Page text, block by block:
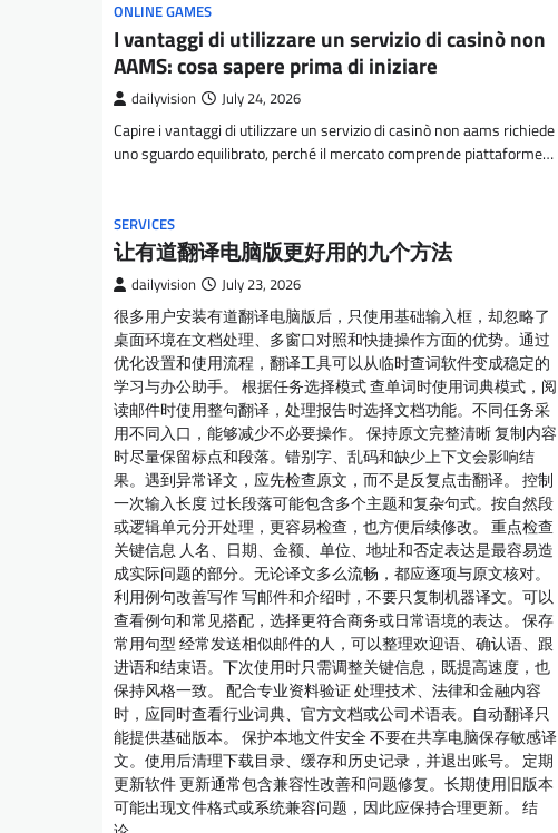
ONLINE GAMES
I vantaggi di utilizzare un servizio di casinò non
AAMS: cosa sapere prima di iniziare
dailyvision July 24, 2026
Capire i vantaggi di utilizzare un servizio di casinò non aams richiede
uno sguardo equilibrato, perché il mercato comprende piattaforme…
SERVICES
让有道翻译电脑版更好用的九个方法
dailyvision July 23, 2026
很多用户安装有道翻译电脑版后，只使用基础输入框，却忽略了
桌面环境在文档处理、多窗口对照和快捷操作方面的优势。通过
优化设置和使用流程，翻译工具可以从临时查词软件变成稳定的
学习与办公助手。 根据任务选择模式 查单词时使用词典模式，阅
读邮件时使用整句翻译，处理报告时选择文档功能。不同任务采
用不同入口，能够减少不必要操作。 保持原文完整清晰 复制内容
时尽量保留标点和段落。错别字、乱码和缺少上下文会影响结
果。遇到异常译文，应先检查原文，而不是反复点击翻译。 控制
一次输入长度 过长段落可能包含多个主题和复杂句式。按自然段
或逻辑单元分开处理，更容易检查，也方便后续修改。 重点检查
关键信息 人名、日期、金额、单位、地址和否定表达是最容易造
成实际问题的部分。无论译文多么流畅，都应逐项与原文核对。
利用例句改善写作 写邮件和介绍时，不要只复制机器译文。可以
查看例句和常见搭配，选择更符合商务或日常语境的表达。 保存
常用句型 经常发送相似邮件的人，可以整理欢迎语、确认语、跟
进语和结束语。下次使用时只需调整关键信息，既提高速度，也
保持风格一致。 配合专业资料验证 处理技术、法律和金融内容
时，应同时查看行业词典、官方文档或公司术语表。自动翻译只
能提供基础版本。 保护本地文件安全 不要在共享电脑保存敏感译
文。使用后清理下载目录、缓存和历史记录，并退出账号。 定期
更新软件 更新通常包含兼容性改善和问题修复。长期使用旧版本
可能出现文件格式或系统兼容问题，因此应保持合理更新。 结